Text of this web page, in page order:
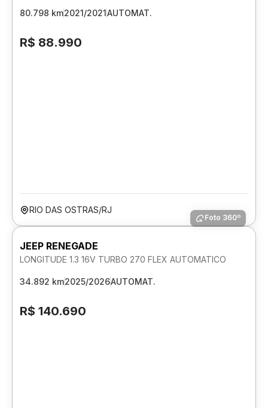
80.798 km2021/2021AUTOMAT.
R$ 88.990
RIO DAS OSTRAS/RJ
Foto 360º
JEEP RENEGADE
LONGITUDE 1.3 16V TURBO 270 FLEX AUTOMATICO
34.892 km2025/2026AUTOMAT.
R$ 140.690